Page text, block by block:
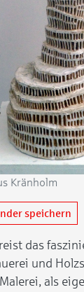
Kränholm
speichern
das
und
als